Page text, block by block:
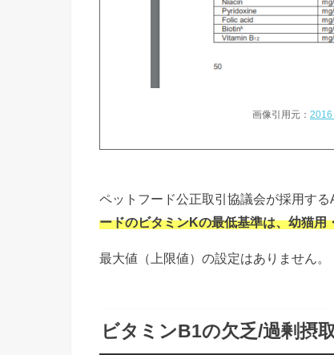
画像引用元： 2016
ペットフード公正取引協議会が採用する
ードのビタミンKの最低基準は、幼猫
最大値（上限値）の設定はありません。
ビタミンB1の欠乏/過剰摂